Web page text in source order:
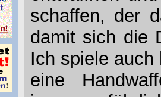
schaffen, der
damit sich die
Ich spiele auch
eine